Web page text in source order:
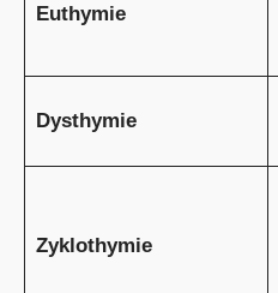
Euthymie
Dysthymie
Zyklothymie